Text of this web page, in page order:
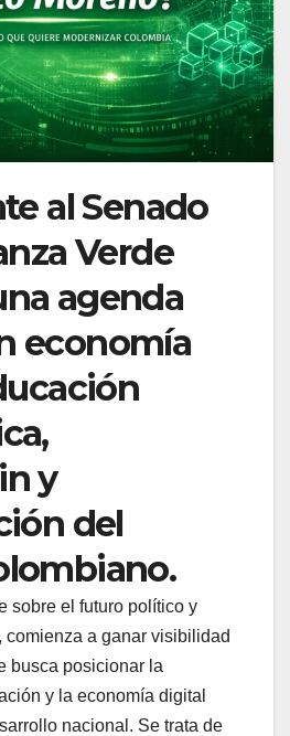
al Senado
Verde
agenda
economía
y
del
sobre el futuro político y
a ganar visibilidad
busca posicionar la
y la economía digital
nacional. Se trata de